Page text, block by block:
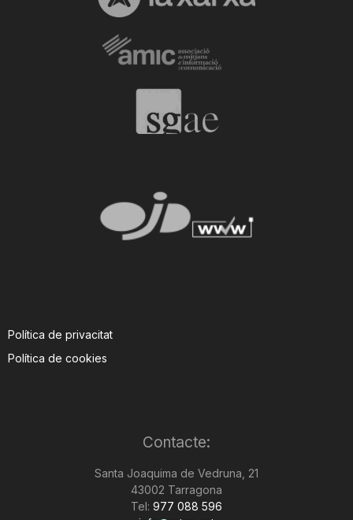
Política de privacitat
Política de cookies
Contacte:
Santa Joaquima de Vedruna, 21
43002 Tarragona
Tel: 977 088 596